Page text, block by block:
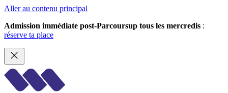
Aller au contenu principal
Admission immédiate post-Parcoursup tous les mercredis :
réserve ta place